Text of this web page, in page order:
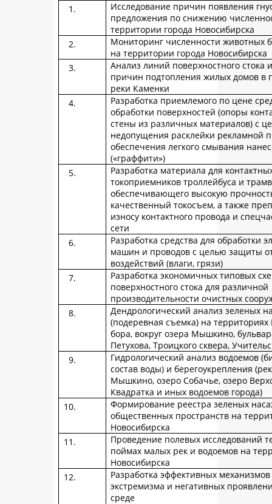
Исследование причин появления
предложения по снижению
территории города Новосибирска
Мониторинг численности животных
на территории города Новосибирска
Анализ линий поверхностного стока
причин подтопления жилых домов в
реки Каменки
Разработка приемлемого по цене
обработки поверхностей (опоры
стены из различных материалов) с
недопущения расклейки рекламной
обеспечения легкого смывания
(«граффити»)
Разработка материала для
токоприемников троллейбуса и
обеспечивающего высокую
качественный токосъем, а также
износу контактного провода и
сети
Разработка средства для обработки
машин и проводов с целью защиты
воздействий (влаги, грязи)
Разработка экономичных типовых
поверхностного стока для различной
производительности очистных
Дендрологический анализ зеленых
(подеревная съемка) на
бора, вокруг озера Мышкино,
Петухова, Троицкого сквера,
Гидрологический анализ водоемов
состав воды) и берегоукрепления
Мышкино, озеро Собачье, озеро
Квадратка и иных водоемов города)
Формирование реестра зеленых
общественных пространств на
Новосибирска
Проведение полевых исследований
поймах малых рек и водоемов на
Новосибирска
Разработка эффективных
экстремизма и негативных
среде